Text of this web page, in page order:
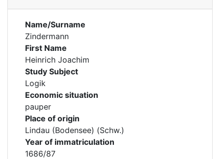
Name/Surname
Zindermann
First Name
Heinrich Joachim
Study Subject
Logik
Economic situation
pauper
Place of origin
Lindau (Bodensee) (Schw.)
Year of immatriculation
1686/87